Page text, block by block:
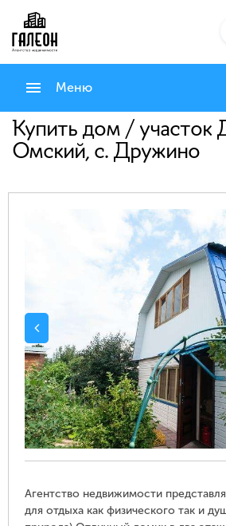
Меню
Купить дом / участок
Омский, с. Дружино
Агентство недвижимости
для отдыха как физического так и